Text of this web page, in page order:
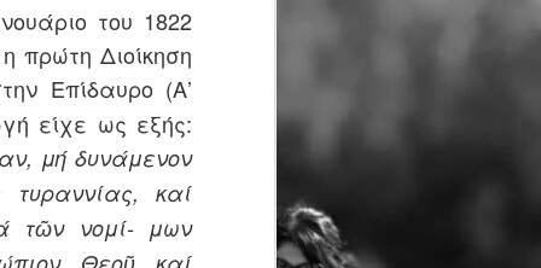
του 1822
πρώτη Διοίκηση
Επίδαυρο (Α’
είχε ως εξής:
μή δυνάμενον
καί
τῶν νομί- μων
22
ΤΕΛΙΚΟ ΔΕΛΤΙΟ
ΤΥΠΟΥ 4ος Δρόμος
Θυσίας "Κακολύρι
1944"